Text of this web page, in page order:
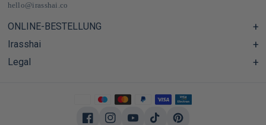
hello@irasshai.co
ONLINE-BESTELLUNG
Hilfezentrum & FAQ
Lieferung und Versandkosten in Frankreich und Europa
Irasshai
Öffnungszeiten in der Rue du Louvre 40, Paris
Arbeiten bei iRASSHAi
Legal